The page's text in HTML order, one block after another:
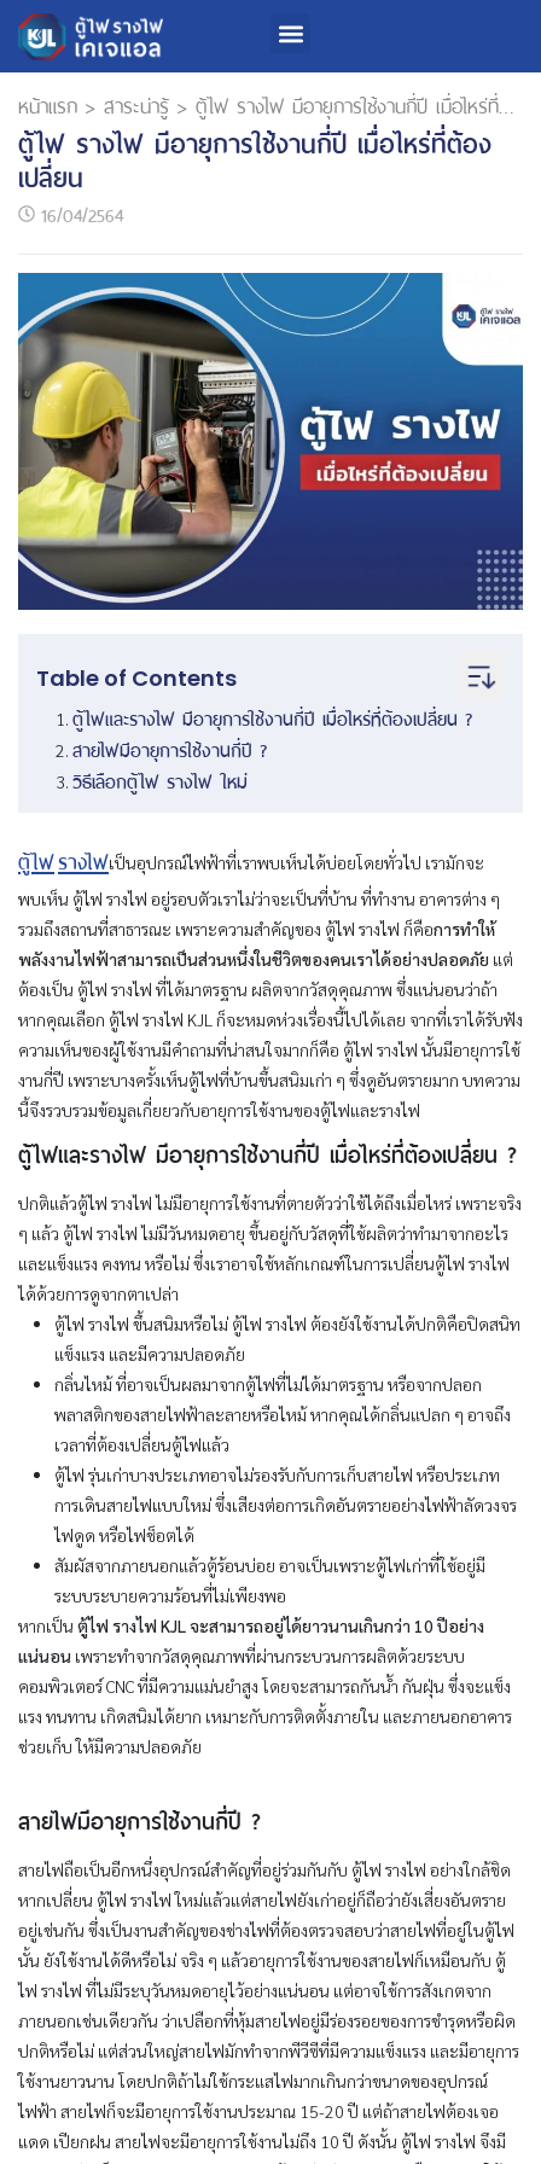
หน้าแรก > สาระน่ารู้ > ตู้ไฟ รางไฟ มีอายุการใช้งานกี่ปี เมื่อไหร่ที่ต้องเปลี่ยน
ตู้ไฟ รางไฟ มีอายุการใช้งานกี่ปี เมื่อไหร่ที่ต้อง
เปลี่ยน
16/04/2564
Table of Contents
ตู้ไฟและรางไฟ มีอายุการใช้งานกี่ปี เมื่อไหร่ที่ต้องเปลี่ยน ?
สายไฟมีอายุการใช้งานกี่ปี ?
วิธีเลือกตู้ไฟ รางไฟ ใหม่
ตู้ไฟรางไฟเป็นอุปกรณ์ไฟฟ้าที่เราพบเห็นได้บ่อยโดยทั่วไป เรามักจะ
พบเห็น ตู้ไฟ รางไฟ อยู่รอบตัวเราไม่ว่าจะเป็นที่บ้าน ที่ทำงาน อาคารต่าง ๆ
รวมถึงสถานที่สาธารณะ เพราะความสำคัญของ ตู้ไฟ รางไฟ ก็คือการทำให้
พลังงานไฟฟ้าสามารถเป็นส่วนหนึ่งในชีวิตของคนเราได้อย่างปลอดภัย แต่
ต้องเป็น ตู้ไฟ รางไฟ ที่ได้มาตรฐาน ผลิตจากวัสดุคุณภาพ ซึ่งแน่นอนว่าถ้า
หากคุณเลือก ตู้ไฟ รางไฟ KJL ก็จะหมดห่วงเรื่องนี้ไปได้เลย จากที่เราได้รับฟัง
ความเห็นของผู้ใช้งานมีคำถามที่น่าสนใจมากก็คือ ตู้ไฟ รางไฟ นั้นมีอายุการใช้
งานกี่ปี เพราะบางครั้งเห็นตู้ไฟที่บ้านขึ้นสนิมเก่า ๆ ซึ่งดูอันตรายมาก บทความ
นี้จึงรวบรวมข้อมูลเกี่ยยวกับอายุการใช้งานของตู้ไฟและรางไฟ
ตู้ไฟและรางไฟ มีอายุการใช้งานกี่ปี เมื่อไหร่ที่ต้องเปลี่ยน ?
ปกติแล้วตู้ไฟ รางไฟ ไม่มีอายุการใช้งานที่ตายตัวว่าใช้ได้ถึงเมื่อไหร่ เพราะจริง
ๆ แล้ว ตู้ไฟ รางไฟ ไม่มีวันหมดอายุ ขึ้นอยู่กับวัสดุที่ใช้ผลิตว่าทำมาจากอะไร
และแข็งแรง คงทน หรือไม่ ซึ่งเราอาจใช้หลักเกณฑ์ในการเปลี่ยนตู้ไฟ รางไฟ
ได้ด้วยการดูจากตาเปล่า
ตู้ไฟ รางไฟ ขึ้นสนิมหรือไม่ ตู้ไฟ รางไฟ ต้องยังใช้งานได้ปกติคือปิดสนิท
แข็งแรง และมีความปลอดภัย
กลิ่นไหม้ ที่อาจเป็นผลมาจากตู้ไฟที่ไม่ได้มาตรฐาน หรือจากปลอก
พลาสติกของสายไฟฟ้าละลายหรือไหม้ หากคุณได้กลิ่นแปลก ๆ อาจถึง
เวลาที่ต้องเปลี่ยนตู้ไฟแล้ว
ตู้ไฟ รุ่นเก่าบางประเภทอาจไม่รองรับกับการเก็บสายไฟ หรือประเภท
การเดินสายไฟแบบใหม่ ซึ่งเสียงต่อการเกิดอันตรายอย่างไฟฟ้าลัดวงจร
ไฟดูด หรือไฟช็อตได้
สัมผัสจากภายนอกแล้วตู้ร้อนบ่อย อาจเป็นเพราะตู้ไฟเก่าที่ใช้อยู่มี
ระบบระบายความร้อนที่ไม่เพียงพอ
หากเป็น ตู้ไฟ รางไฟ KJL จะสามารถอยู่ได้ยาวนานเกินกว่า 10 ปีอย่าง
แน่นอน เพราะทำจากวัสดุคุณภาพที่ผ่านกระบวนการผลิตด้วยระบบ
คอมพิวเตอร์ CNC ที่มีความแม่นยำสูง โดยจะสามารถกันน้ำ กันฝุ่น ซึ่งจะแข็ง
แรง ทนทาน เกิดสนิมได้ยาก เหมาะกับการติดตั้งภายใน และภายนอกอาคาร
ช่วยเก็บ ให้มีความปลอดภัย
สายไฟมีอายุการใช้งานกี่ปี ?
สายไฟถือเป็นอีกหนึ่งอุปกรณ์สำคัญที่อยู่ร่วมกันกับ ตู้ไฟ รางไฟ อย่างใกล้ชิด
หากเปลี่ยน ตู้ไฟ รางไฟ ใหม่แล้วแต่สายไฟยังเก่าอยู่ก็ถือว่ายังเสี่ยงอันตราย
อยู่เช่นกัน ซึ่งเป็นงานสำคัญของช่างไฟที่ต้องตรวจสอบว่าสายไฟที่อยู่ในตู้ไฟ
นั้น ยังใช้งานได้ดีหรือไม่ จริง ๆ แล้วอายุการใช้งานของสายไฟก็เหมือนกับ ตู้
ไฟ รางไฟ ที่ไม่มีระบุวันหมดอายุไว้อย่างแน่นอน แต่อาจใช้การสังเกตจาก
ภายนอกเช่นเดียวกัน ว่าเปลือกที่หุ้มสายไฟอยู่มีร่องรอยของการชำรุดหรือผิด
ปกติหรือไม่ แต่ส่วนใหญ่สายไฟมักทำจากพีวีซีที่มีความแข็งแรง และมีอายุการ
ใช้งานยาวนาน โดยปกติถ้าไม่ใช้กระแสไฟมากเกินกว่าขนาดของอุปกรณ์
ไฟฟ้า สายไฟก็จะมีอายุการใช้งานประมาณ 15-20 ปี แต่ถ้าสายไฟต้องเจอ
แดด เปียกฝน สายไฟจะมีอายุการใช้งานไม่ถึง 10 ปี ดังนั้น ตู้ไฟ รางไฟ จึงมี